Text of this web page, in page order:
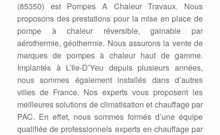
(85350) est Pompes A Chaleur Travaux. Nous
proposons des prestations pour la mise en place de
pompe à chaleur réversible, gainable par
aérothermie, géothermie. Nous assurons la vente de
marques de pompes à chaleur haut de gamme.
Implantés à L’Ile-D’Yeu depuis plusieurs années,
nous sommes également installés dans d’autres
villes de France. Nos experts vous proposent les
meilleures solutions de climatisation et chauffage par
PAC. En effet, nous sommes formés d’une équipe
qualifiée de professionnels experts en chauffage par